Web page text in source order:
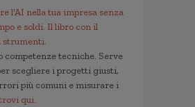
l'AI nella tua impresa senza
e soldi. Il libro con il
strumenti.
competenze tecniche. Serve
scegliere i progetti giusti,
più comuni e misurare i
qui.